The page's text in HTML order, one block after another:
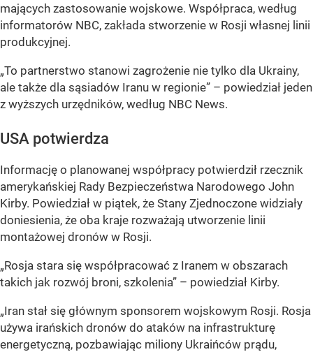
mających zastosowanie wojskowe. Współpraca, według
informatorów NBC, zakłada stworzenie w Rosji własnej linii
produkcyjnej.
„To partnerstwo stanowi zagrożenie nie tylko dla Ukrainy,
ale także dla sąsiadów Iranu w regionie” – powiedział jeden
z wyższych urzędników, według NBC News.
USA potwierdza
Informację o planowanej współpracy potwierdził rzecznik
amerykańskiej Rady Bezpieczeństwa Narodowego John
Kirby. Powiedział w piątek, że Stany Zjednoczone widziały
doniesienia, że oba kraje rozważają utworzenie linii
montażowej dronów w Rosji.
„Rosja stara się współpracować z Iranem w obszarach
takich jak rozwój broni, szkolenia” – powiedział Kirby.
„Iran stał się głównym sponsorem wojskowym Rosji. Rosja
używa irańskich dronów do ataków na infrastrukturę
energetyczną, pozbawiając miliony Ukraińców prądu,